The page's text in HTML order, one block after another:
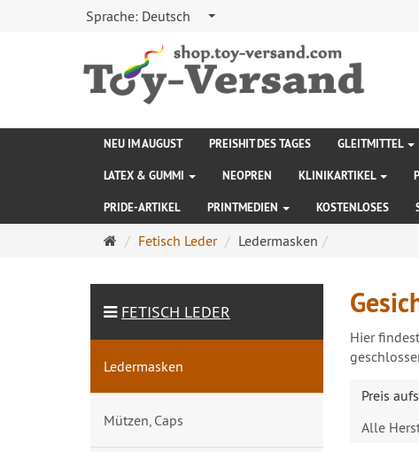
Sprache: Deutsch
NEU IM AUGUST PREISHIT DES TAGES GLEITMITTEL
LATEX & GUMMI NEOPREN KLINIKARTIKEL
PRIDE-ARTIKEL PRINTMEDIEN KOSTENLOSES
Startseite
Fetisch Leder Ledermasken
Hier
Preis
Alle
FETISCH LEDER
Ledermasken
Mützen, Caps